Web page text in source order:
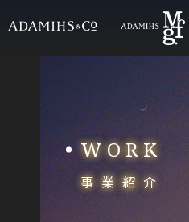
WORK
事業紹介